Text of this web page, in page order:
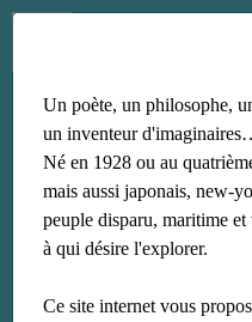
écriture
Un poète, un philosophe,
un inventeur
Né en 1928 ou au
mais aussi japonais, new-
peuple disparu, maritime
à qui désire l'explorer.
Ce site internet vous